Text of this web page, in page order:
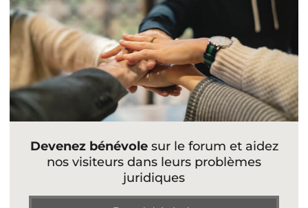
Devenez bénévolesur le forum et aidez
nos visiteurs dans leurs problèmes
juridiques